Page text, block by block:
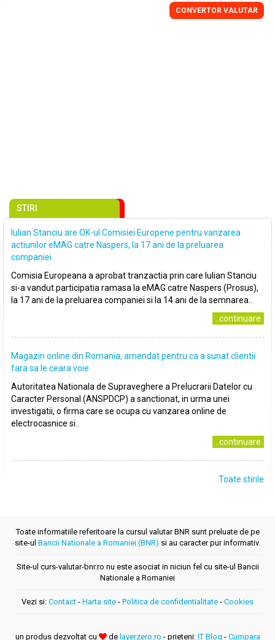
CONVERTOR VALUTAR
STIRI
Iulian Stanciu are OK-ul Comisiei Europene pentru vanzarea
actiunilor eMAG catre Naspers, la 17 ani de la preluarea
companiei
Comisia Europeana a aprobat tranzactia prin care Iulian Stanciu
si-a vandut participatia ramasa la eMAG catre Naspers (Prosus),
la 17 ani de la preluarea companiei si la 14 ani de la semnarea..
..continuare
Magazin online din Romania, amendat pentru ca a sunat clientii
fara sa le ceara voie
Autoritatea Nationala de Supraveghere a Prelucrarii Datelor cu
Caracter Personal (ANSPDCP) a sanctionat, in urma unei
investigatii, o firma care se ocupa cu vanzarea online de
electrocasnice si..
..continuare
Toate stirile
Toate informatiile referitoare la cursul valutar BNR sunt preluate de pe
site-ul Bancii Nationale a Romaniei (BNR) si au caracter pur informativ.
Site-ul curs-valutar-bnr.ro nu este asociat in niciun fel cu site-ul Bancii
Nationale a Romaniei
Vezi si: Contact - Harta site - Politica de confidentialitate - Cookies
un produs dezvoltat cu de layerzero.ro - prieteni: IT Blog - Cumpara